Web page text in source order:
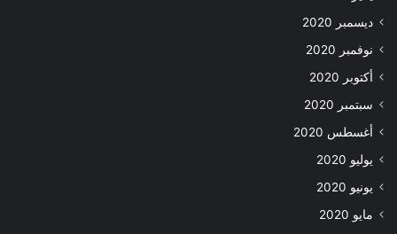
ديسمبر 2020
نوفمبر 2020
أكتوبر 2020
سبتمبر 2020
أغسطس 2020
يوليو 2020
يونيو 2020
مايو 2020